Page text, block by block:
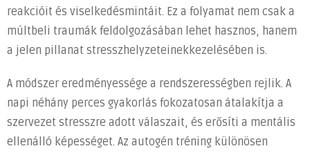
reakcióit és viselkedésmintáit. Ez a folyamat nem csak a
múltbeli traumák feldolgozásában lehet hasznos, hanem
a jelen pillanat stresszhelyzeteinekkezelésében is.
A módszer eredményessége a rendszerességben rejlik. A
napi néhány perces gyakorlás fokozatosan átalakítja a
szervezet stresszre adott válaszait, és erősíti a mentális
ellenálló képességet. Az autogén tréning különösen